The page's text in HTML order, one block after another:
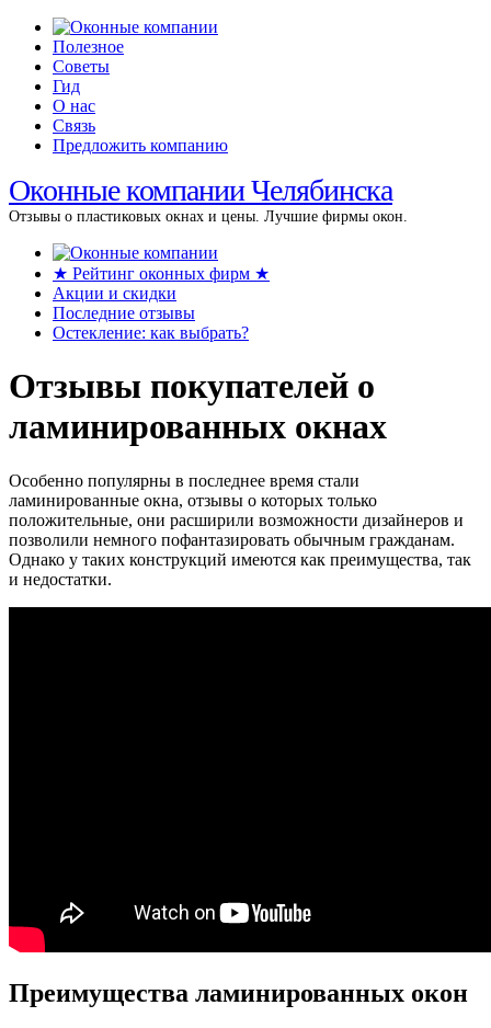
Полезное
Советы
Гид
О нас
Связь
Предложить компанию
Оконные компании Челябинска
Отзывы о пластиковых окнах и цены. Лучшие фирмы окон.
★ Рейтинг оконных фирм ★
Акции и скидки
Последние отзывы
Остекление: как выбрать?
Отзывы покупателей о
ламинированных окнах
Особенно популярны в последнее время стали
ламинированные окна, отзывы о которых только
положительные, они расширили возможности дизайнеров и
позволили немного пофантазировать обычным гражданам.
Однако у таких конструкций имеются как преимущества, так
и недостатки.
Преимущества ламинированных окон